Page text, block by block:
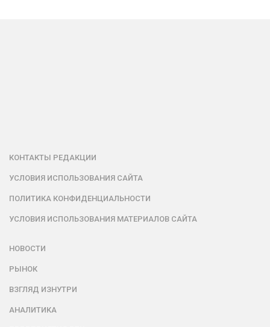
КОНТАКТЫ РЕДАКЦИИ
УСЛОВИЯ ИСПОЛЬЗОВАНИЯ САЙТА
ПОЛИТИКА КОНФИДЕНЦИАЛЬНОСТИ
УСЛОВИЯ ИСПОЛЬЗОВАНИЯ МАТЕРИАЛОВ САЙТА
НОВОСТИ
РЫНОК
ВЗГЛЯД ИЗНУТРИ
АНАЛИТИКА